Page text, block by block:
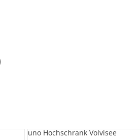
uno Hochschrank Volvisee